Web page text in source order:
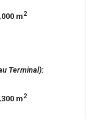
m2
Terminal):
m2